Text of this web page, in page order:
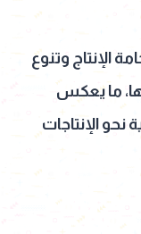
الإنتاج وتنوع
ما يعكس
نحو الإنتاجات